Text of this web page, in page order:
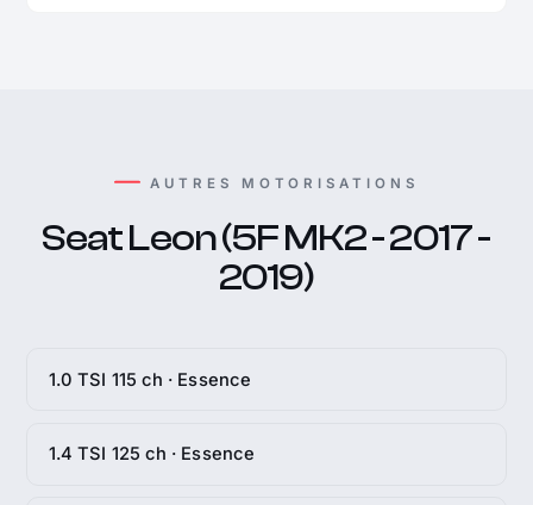
AUTRES MOTORISATIONS
Seat Leon (5F MK2 - 2017 -
2019)
1.0 TSI 115 ch · Essence
1.4 TSI 125 ch · Essence